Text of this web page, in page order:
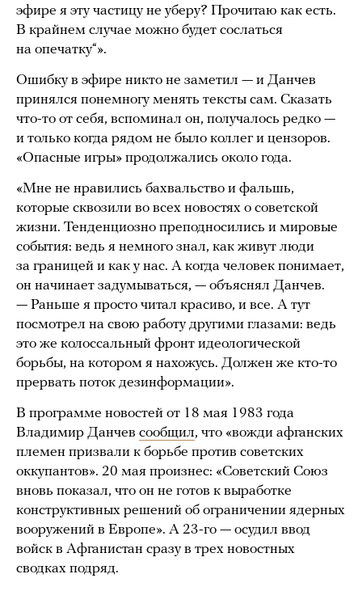
эфире я эту частицу не уберу? Прочитаю как есть.
В крайнем случае можно будет сослаться
на опечатку“».
Ошибку в эфире никто не заметил — и Данчев
принялся понемногу менять тексты сам. Сказать
что-то от себя, вспоминал он, получалось редко —
и только когда рядом не было коллег и цензоров.
«Опасные игры» продолжались около года.
«Мне не нравились бахвальство и фальшь,
которые сквозили во всех новостях о советской
жизни. Тенденциозно преподносились и мировые
события: ведь я немного знал, как живут люди
за границей и как у нас. А когда человек понимает,
он начинает задумываться, — объяснял Данчев.
— Раньше я просто читал красиво, и все. А тут
посмотрел на свою работу другими глазами: ведь
это же колоссальный фронт идеологической
борьбы, на котором я нахожусь. Должен же кто-то
прервать поток дезинформации».
В программе новостей от 18 мая 1983 года
Владимир Данчев сообщил, что «вожди афганских
племен призвали к борьбе против советских
оккупантов». 20 мая произнес: «Советский Союз
вновь показал, что он не готов к выработке
конструктивных решений об ограничении ядерных
вооружений в Европе». А 23-го — осудил ввод
войск в Афганистан сразу в трех новостных
сводках подряд.